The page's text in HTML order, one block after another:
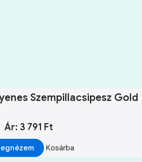
Szempillacsipesz Gold
Ár: 3 791 Ft
Kosárba